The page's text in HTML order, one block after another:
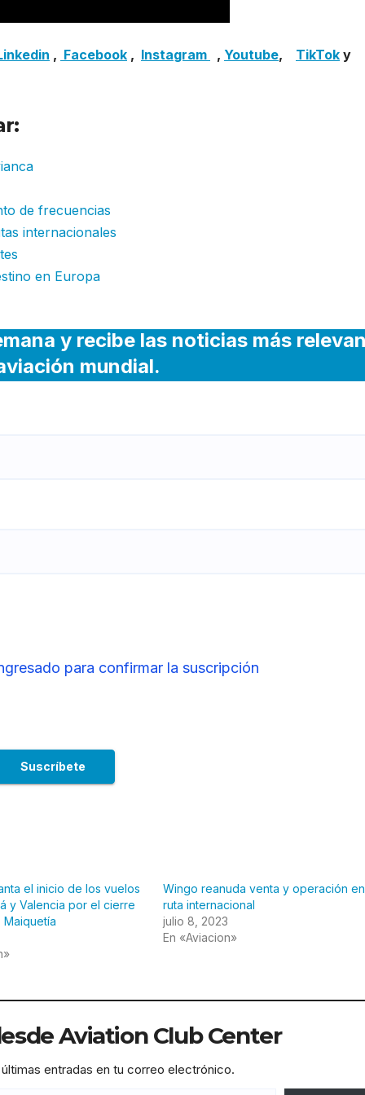
, Facebook , Instagram , Youtube, TikTok y
de frecuencias
internacionales
en Europa
y recibe las noticias más
mundial.
para confirmar la suscripción
el inicio de los vuelos
y Valencia por el cierre
Wingo reanuda venta y operación en
ruta internacional
julio 8, 2023
En «Aviacion»
Aviation Club Center
entradas en tu correo electrónico.